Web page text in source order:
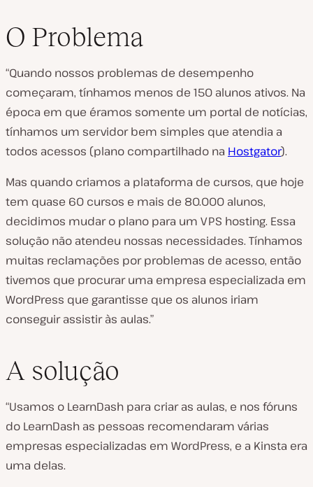
O Problema
“Quando nossos problemas de desempenho
começaram, tínhamos menos de 150 alunos ativos. Na
época em que éramos somente um portal de notícias,
tínhamos um servidor bem simples que atendia a
todos acessos (plano compartilhado na Hostgator).
Mas quando criamos a plataforma de cursos, que hoje
tem quase 60 cursos e mais de 80.000 alunos,
decidimos mudar o plano para um VPS hosting. Essa
solução não atendeu nossas necessidades. Tínhamos
muitas reclamações por problemas de acesso, então
tivemos que procurar uma empresa especializada em
WordPress que garantisse que os alunos iriam
conseguir assistir às aulas.”
A solução
“Usamos o LearnDash para criar as aulas, e nos fóruns
do LearnDash as pessoas recomendaram várias
empresas especializadas em WordPress, e a Kinsta era
uma delas.